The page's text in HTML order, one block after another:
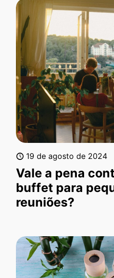
19 de agosto de 2024
Vale a pena
buffet para
reuniões?